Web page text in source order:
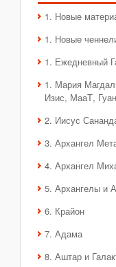
1. Hовые
1. Hовые
1. Ежедневный
1. Мария
Изис, МааТ,
2. Иисус
3. Архангел
4. Архангел
5. Архангелы и
6. Крайон
7. Адама
8. Аштар и